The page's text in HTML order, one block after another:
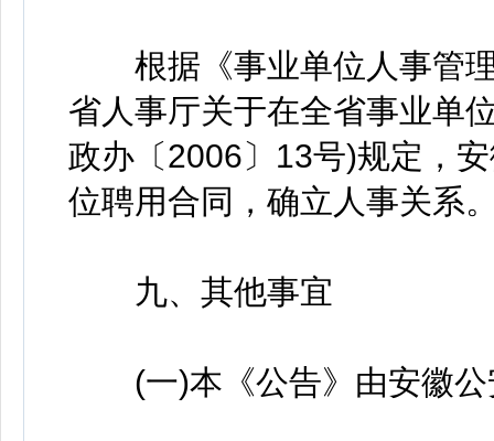
根据《事业单位人事管理
省人事厅关于在全省事业单
政办〔2006〕13号)规定，
位聘用合同，确立人事关系
九、其他事宜
(一)本《公告》由安徽公